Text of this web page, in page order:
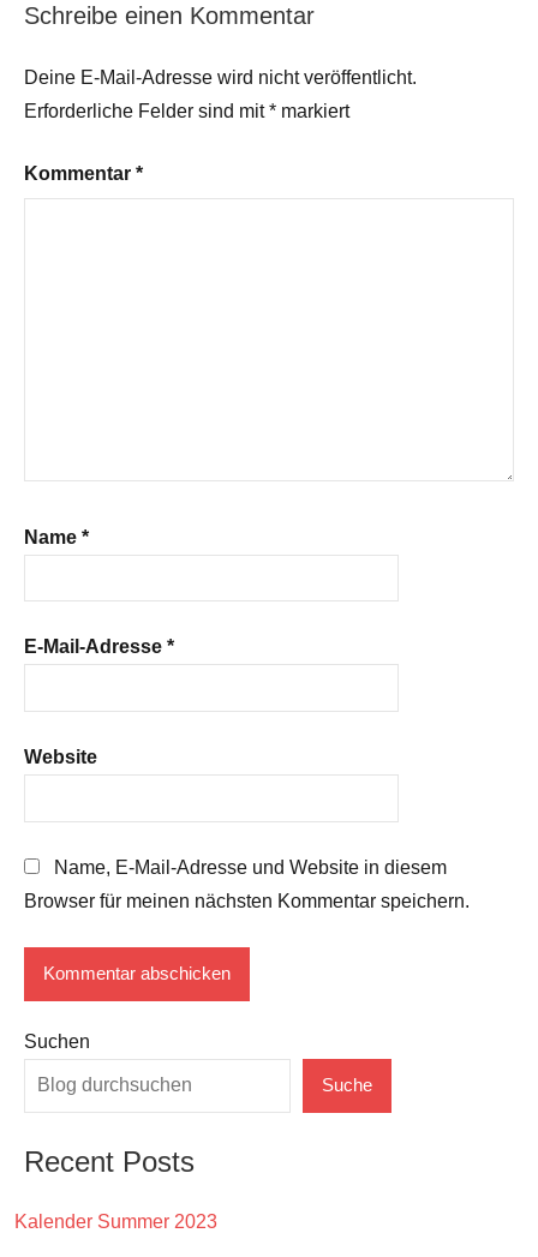
Schreibe einen Kommentar
Deine E-Mail-Adresse wird nicht veröffentlicht.
Erforderliche Felder sind mit* markiert
Kommentar *
Name *
E-Mail-Adresse *
Website
Name, E-Mail-Adresse und Website in diesem
Browser für meinen nächsten Kommentar speichern.
Suchen
Suche
Recent Posts
Kalender Summer 2023